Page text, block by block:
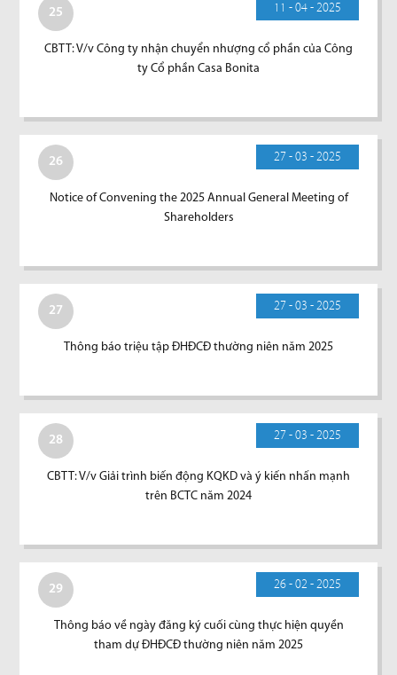
25 11 - 04 - 2025
CBTT: V/v Công ty nhận chuyển nhượng cổ phần của Công
ty Cổ phần Casa Bonita
26 27 - 03 - 2025
Notice of Convening the 2025 Annual General Meeting of
Shareholders
27 27 - 03 - 2025
Thông báo triệu tập ĐHĐCĐ thường niên năm 2025
28 27 - 03 - 2025
CBTT: V/v Giải trình biến động KQKD và ý kiến nhấn mạnh
trên BCTC năm 2024
29 26 - 02 - 2025
Thông báo về ngày đăng ký cuối cùng thực hiện quyền
tham dự ĐHĐCĐ thường niên năm 2025